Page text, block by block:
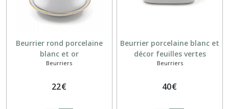
Beurrier rond porcelaine
blanc et or
Beurriers
22€
Beurrier porcelaine blanc et
décor feuilles vertes
multiples
Beurriers
40€
(43)